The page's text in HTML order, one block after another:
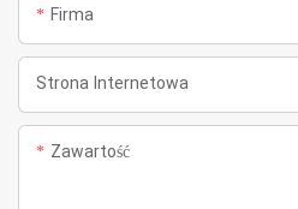
Firma
Strona Internetowa
Zawartość